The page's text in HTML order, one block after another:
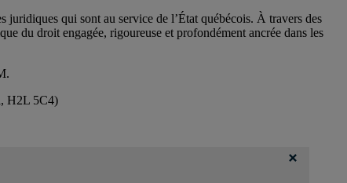
qui sont au service de l’État québécois. À travers des
du droit engagée, rigoureuse et profondément ancrée dans les
H2L 5C4)